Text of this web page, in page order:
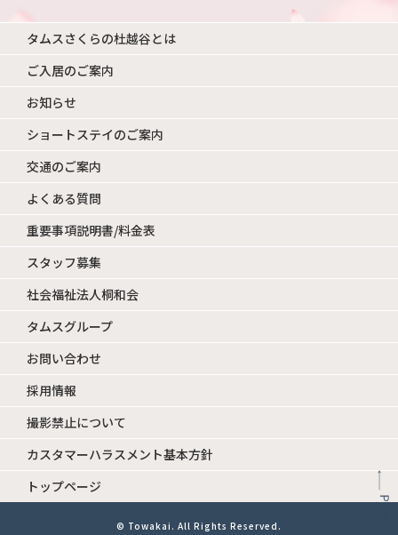
タムスさくらの杜越谷とは
ご入居のご案内
お知らせ
ショートステイのご案内
交通のご案内
よくある質問
重要事項説明書/料金表
スタッフ募集
社会福祉法人桐和会
タムスグループ
お問い合わせ
採用情報
撮影禁止について
カスタマーハラスメント基本方針
トップページ
© Towakai . All Rights Reserved.